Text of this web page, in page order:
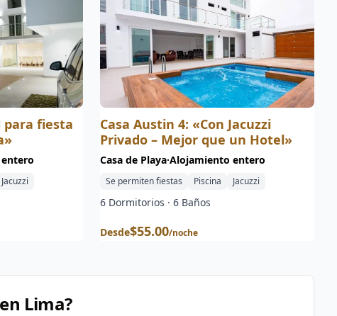
para fiesta
Jacuzzi
Casa Austin 4: «Con Jacuzzi
Privado – Mejor que un Hotel»
Casa de Playa·Alojamiento entero
Se permiten fiestas Piscina Jacuzzi
6 Dormitorios · 6 Baños
Desde$55.00/noche
Lima?